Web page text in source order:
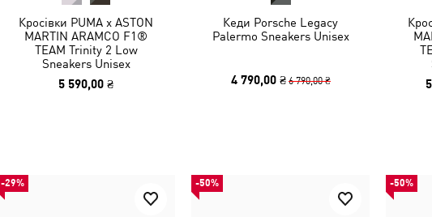
Кросівки PUMA x ASTON
MARTIN ARAMCO F1®
TEAM Trinity 2 Low
Sneakers Unisex
5 590,00 ₴
Кеди Porsche Legacy
Palermo Sneakers Unisex
4 790,00 ₴ 6 790,00 ₴
-29% -50% -50%